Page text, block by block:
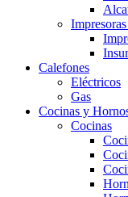
Calefones
Eléctricos
Gas
Cocinas y
Cocinas